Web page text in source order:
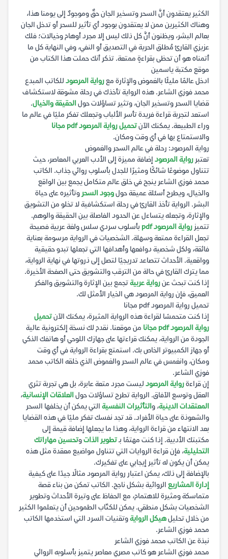
الكثير يعتقدون أنَّ السحر وتسخير الجان حقٌ وموجودٌ إلى يومنا هذا،
وهناك الكثيرين ممن لا يعتقدون بوجود أي تأثير للسحر أو تدخل الجان
بعالم البشر، ويظنون أنَّ كل ذلك ليس إلا مجرد أوهام وخيالات؛ فلك
عزيزي القارئ مُطلق الحرية في التصديق أو النفي، وفي النهاية كل ما
أتمناه هو أن تحظى بقراءةٍ ممتعة. تذكر أنك حملت هذا الكتاب من
موقع مكتبة ياسمين
ادخل عالمًا مليئًا بالغموض والإثارة معرواية المرصود للكاتب المبدع
محمد فوزي الشاعر. هذه الرواية تأخذك في رحلة مشوقة لاستكشاف
قضايا السحر وتسخير الجان، وتثير تساؤلات حولالحقيقة والخيال.
استعد لتجربة قراءة فريدة تأسر الألباب وتجعلك تفكر مليًا في عالم ما
وراء الطبيعة. يمكنك الآنتحميل رواية المرصود pdf مجانا
والاستمتاع بها في أي وقت ومكان.
رواية المرصود: رحلة في عالم السحر والغموض
تعتبر رواية المرصود إضافة مميزة إلى الأدب العربي المعاصر، حيث
تتناول موضوعًا شائكًا ومثيرًا للجدل بأسلوب روائي جذاب. الكاتب
محمد فوزي الشاعر ينجح في خلق عالم متكامل يجمع بين الواقع
والخيال، ويطرح أسئلة عميقة حولوجود السحر وتأثيره على حياة
البشر. الرواية تأخذ القارئ في رحلة استكشافية لا تخلو من التشويق
والإثارة، وتجعله يتساءل عن الحدود الفاصلة بين الحقيقة والوهم.
تتميز رواية المرصود pdf
بأسلوب سردي سلس ولغة عربية فصيحة
تجعل القراءة ممتعة وسهلة. الشخصيات في الرواية مرسومة بعناية
فائقة، ولكل شخصية دوافعها وأهدافها التي تجعلها تبدو حقيقية
وواقعية. الأحداث تتصاعد تدريجيًا لتصل إلى ذروتها في نهاية الرواية،
مما يترك القارئ في حالة من الترقب والتشويق حتى الصفحة الأخيرة.
إذا كنت تبحث عنرواية عربيةتجمع بين الإثارة والتشويق والفكر
العميق، فإن رواية المرصود هي الخيار الأمثل لك.
تحميل رواية المرصود pdf مجانا
إذا كنت متحمسًا لقراءة هذه الرواية المثيرة، يمكنك الآنتحميل
رواية المرصود pdf مجانا
من موقعنا. نقدم لك نسخة إلكترونية عالية
الجودة من الرواية، يمكنك قراءتها على جهازك اللوحي أو هاتفك الذكي
أو جهاز الكمبيوتر الخاص بك. استمتع بقراءة الرواية في أي وقت
ومكان، وانغمس في عالم السحر والغموض الذي خلقه الكاتب محمد
فوزي الشاعر.
إن قراءةرواية المرصود ليست مجرد متعة عابرة، بل هي تجربة تثري
العقل وتوسع الآفاق. الرواية تطرح تساؤلات حولالعلاقات الإنسانية،
المعتقدات الدينية، والتأثيرات النفسية التي يمكن أن يخلفها السحر
والشعوذة على حياة الأفراد. قد تجد نفسك تفكر مليًا في هذه القضايا
بعد الانتهاء من قراءة الرواية، وهذا ما يجعلها إضافة قيمة إلى
مكتبتك الأدبية. إذا كنت مهتمًا بـتطوير الذاتوتحسين مهاراتك
التحليلية، فإن قراءة الروايات التي تتناول مواضيع معقدة مثل هذه
يمكن أن يكون له تأثير إيجابي على تفكيرك.
بالإضافة إلى ذلك، يمكن اعتبار رواية المرصود مثالًا جيدًا على كيفية
إدارة المشاريع الروائية بشكل ناجح. الكاتب تمكن من بناء قصة
متماسكة ومثيرة للاهتمام، مع الحفاظ على وتيرة الأحداث وتطوير
الشخصيات بشكل منطقي. يمكن للكتّاب الطموحين أن يتعلموا الكثير
من خلال تحليلهيكل الروايةوتقنيات السرد التي استخدمها الكاتب
محمد فوزي الشاعر.
نبذة عن الكاتب محمد فوزي الشاعر
محمد فوزي الشاعر هو كاتب مصري معاصر يتميز بأسلوبه الروائي